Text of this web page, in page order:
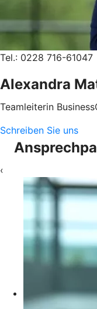
Tel.: 0228 716-61047
Alexandra
Teamleiterin
Schreiben Sie uns
‹